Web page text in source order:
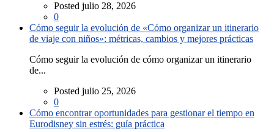
Posted julio 28, 2026
0
Cómo seguir la evolución de «Cómo organizar un itinerario
de viaje con niños»: métricas, cambios y mejores prácticas
Cómo seguir la evolución de cómo organizar un itinerario
de...
Posted julio 25, 2026
0
Cómo encontrar oportunidades para gestionar el tiempo en
Eurodisney sin estrés: guía práctica